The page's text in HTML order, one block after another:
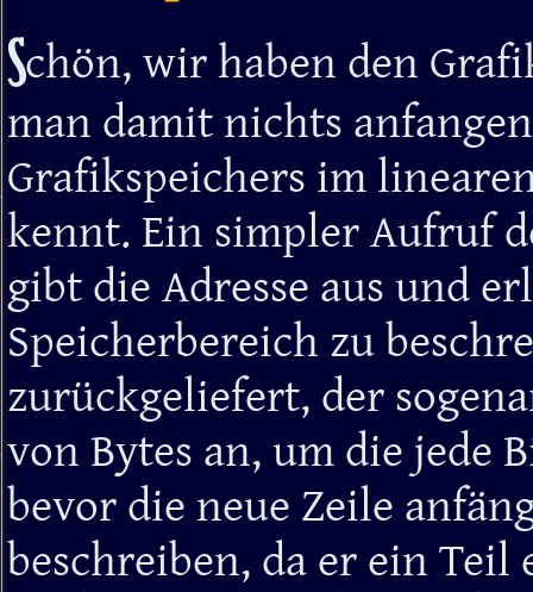
Schön, wir haben den
man damit nichts
Grafikspeichers im
kennt. Ein simpler Aufruf
gibt die Adresse aus und
Speicherbereich zu
zurückgeliefert, der
von Bytes an, um die jede
bevor die neue Zeile
beschreiben, da er ein Teil